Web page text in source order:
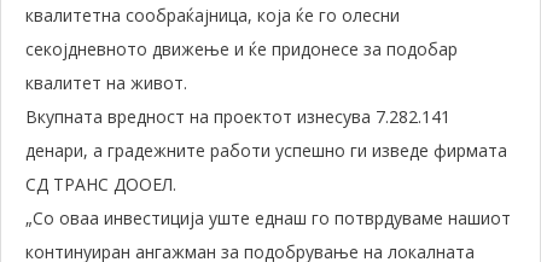
квалитетна сообраќајница, која ќе го олесни
секојдневното движење и ќе придонесе за подобар
квалитет на живот.
Вкупната вредност на проектот изнесува 7.282.141
денари, а градежните работи успешно ги изведе фирмата
СД ТРАНС ДООЕЛ.
„Со оваа инвестиција уште еднаш го потврдуваме нашиот
континуиран ангажман за подобрување на локалната